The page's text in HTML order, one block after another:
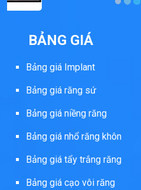
BẢNG GIÁ
Bảng giá Implant
Bảng giá răng sứ
Bảng giá niềng răng
Bảng giá nhổ răng khôn
Bảng giá tẩy trắng răng
Bảng giá cạo vôi răng